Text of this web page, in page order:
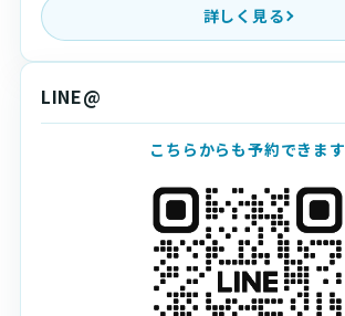
詳しく見る
LINE@
こちらからも予約できます